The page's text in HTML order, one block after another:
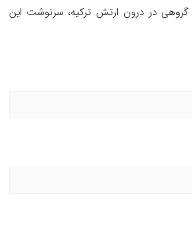
گروهی در درون ارتش ترکیه، سرنوشت این